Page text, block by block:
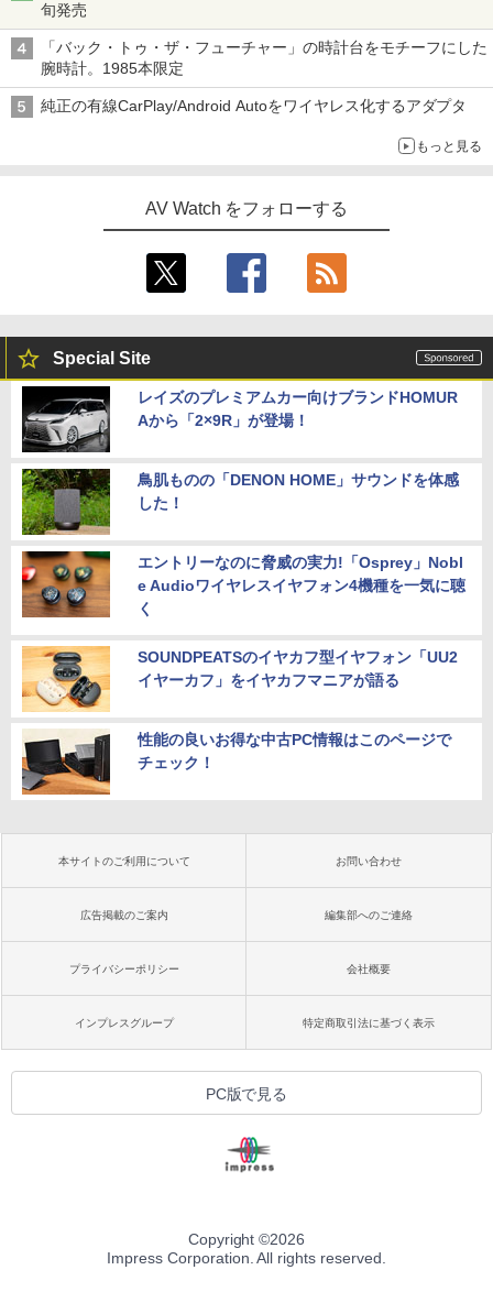
旬発売
「バック・トゥ・ザ・フューチャー」の時計台をモチーフにした
腕時計。1985本限定
純正の有線CarPlay/Android Autoをワイヤレス化するアダプタ
もっと見る
AV Watch をフォローする
Special Site
レイズのプレミアムカー向けブランドHOMUR
Aから「2×9R」が登場！
鳥肌ものの「DENON HOME」サウンドを体感
した！
エントリーなのに脅威の実力!「Osprey」Nobl
e Audioワイヤレスイヤフォン4機種を一気に聴
く
SOUNDPEATSのイヤカフ型イヤフォン「UU2
イヤーカフ」をイヤカフマニアが語る
性能の良いお得な中古PC情報はこのページで
チェック！
本サイトのご利用について お問い合わせ
広告掲載のご案内 編集部へのご連絡
プライバシーポリシー 会社概要
インプレスグループ 特定商取引法に基づく表示
PC版で見る
Copyright ©2026
Impress Corporation. All rights reserved.